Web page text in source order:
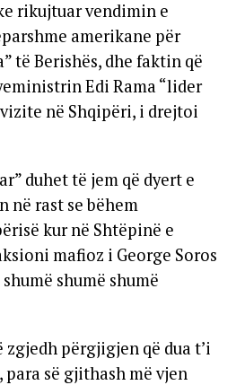
rikujtuar vendimin e
amerikane për
të Berishës, dhe faktin që
Edi Rama “lider
në Shqipëri, i drejtoi
duhet të jem që dyert e
në rast se bëhem
kur në Shtëpinë e
mafioz i George Soros
shumë shumë
zgjedh përgjigjen që dua t’i
së gjithash më vjen